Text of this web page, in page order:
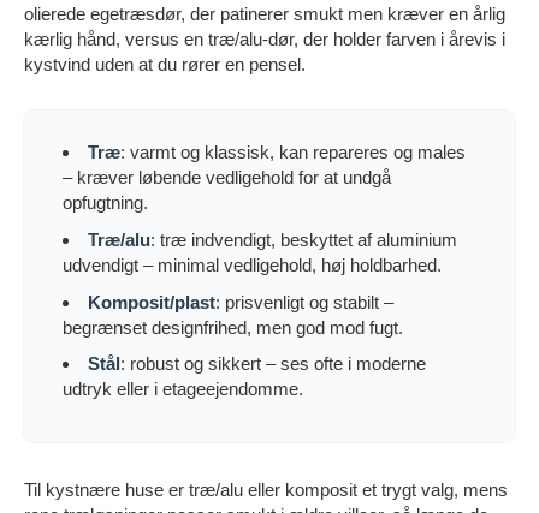
olierede egetræsdør, der patinerer smukt men kræver en årlig
kærlig hånd, versus en træ/alu-dør, der holder farven i årevis i
kystvind uden at du rører en pensel.
Træ: varmt og klassisk, kan repareres og males
– kræver løbende vedligehold for at undgå
opfugtning.
Træ/alu: træ indvendigt, beskyttet af aluminium
udvendigt – minimal vedligehold, høj holdbarhed.
Komposit/plast: prisvenligt og stabilt –
begrænset designfrihed, men god mod fugt.
Stål: robust og sikkert – ses ofte i moderne
udtryk eller i etageejendomme.
Til kystnære huse er træ/alu eller komposit et trygt valg, mens